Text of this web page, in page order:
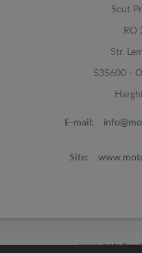
Scut
RO
Str.
535600 -
E-mail:
Site: